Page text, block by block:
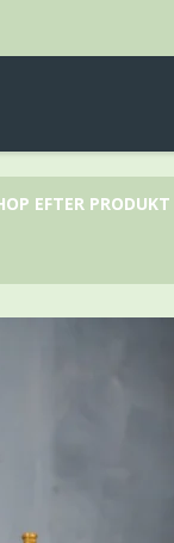
EFTER PRODUKT